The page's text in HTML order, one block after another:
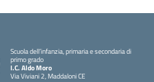
Scuola dell’infanzia, primaria e secondaria di
primo grado
I.C. Aldo Moro
Via Viviani 2, Maddaloni CE